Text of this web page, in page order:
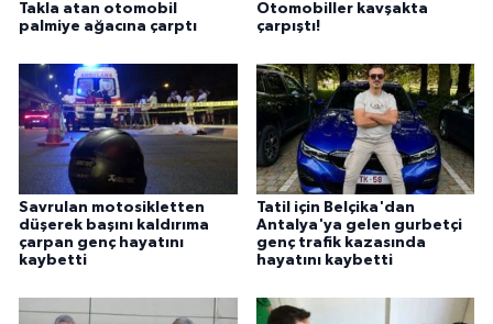
Takla atan otomobil
palmiye ağacına çarptı
Otomobiller kavşakta
çarpıştı!
Savrulan motosikletten
düşerek başını kaldırıma
çarpan genç hayatını
kaybetti
Tatil için Belçika'dan
Antalya'ya gelen gurbetçi
genç trafik kazasında
hayatını kaybetti